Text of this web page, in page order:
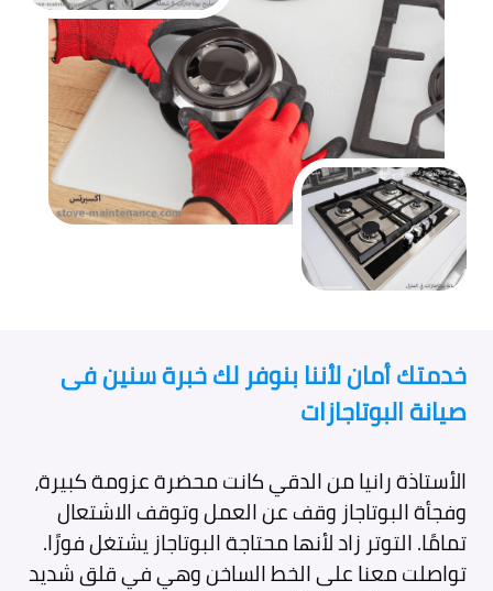
خدمتك أمان لأننا بنوفر لك خبرة سنين فى
صيانة البوتاجازات
الأستاذة رانيا من الدقي كانت محضرة عزومة كبيرة،
وفجأة البوتاجاز وقف عن العمل وتوقف الاشتعال
تمامًا. التوتر زاد لأنها محتاجة البوتاجاز يشتغل فورًا.
تواصلت معنا على الخط الساخن وهي في قلق شديد